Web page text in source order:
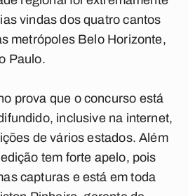
vindas dos quatro cantos
metrópoles Belo Horizonte,
Paulo.
prova que o concurso está
inclusive na internet,
de vários estados. Além
tem forte apelo, pois
capturas e está em toda